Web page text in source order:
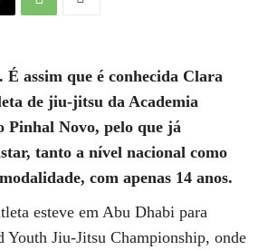
assim que é conhecida Clara
de jiu-jitsu da Academia
Pinhal Novo, pelo que já
tanto a nível nacional como
com apenas 14 anos.
esteve em Abu Dhabi para
Youth Jiu-Jitsu Championship, onde